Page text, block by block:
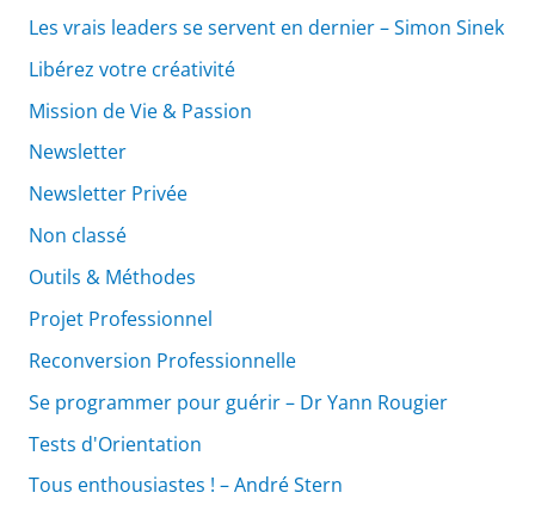
Les vrais leaders se servent en dernier – Simon Sinek
Libérez votre créativité
Mission de Vie & Passion
Newsletter
Newsletter Privée
Non classé
Outils & Méthodes
Projet Professionnel
Reconversion Professionnelle
Se programmer pour guérir – Dr Yann Rougier
Tests d'Orientation
Tous enthousiastes ! – André Stern